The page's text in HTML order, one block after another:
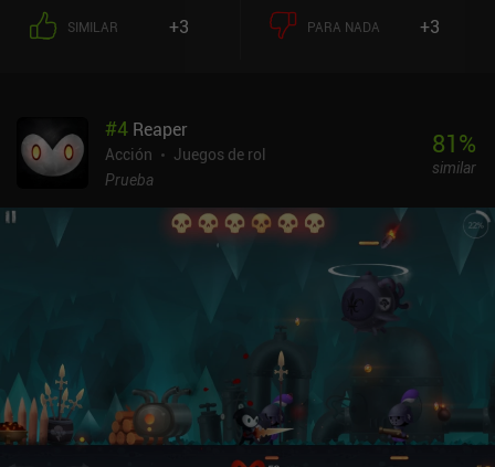
juego, y los jefes y monstruos tienen un aspecto impresionante. Me
recuerda un poco a Honkai Impact 3rd. Por desgracia, hay
cartas que aumentan las estadísticas, o mejorar las existentes de
muchas formas distintas. Esto puede sonar muy bien, pero
asegurarse de que todo está actualizado al último nivel pronto
cooperativo online y PvP en tiempo real. El modo cooperativo era
decente, pero el PvP parece que hay que pagar para ganar, a pesar
artístico es genial y sorprendentemente pulido, la interfaz está
llena de menús y "puntos rojos" que nos instan a comprobar
Combat se monetiza mediante un pase de batalla, un sistema de
energía y montones de iAP para conseguir gacha y recursos. Se
puede disfrutar como jugador libre, pero me temo que el final del
juego se convertirá en un enorme engorro. Es un juego difícil de
puntuar porque el combate se desarrolla muy bien, especialmente
SIMILAR +3 PARA NADA +3
#4 Reaper
Acción
Juegos de rol
Prueba
81%
similar